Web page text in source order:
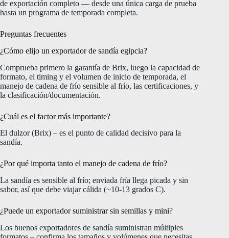
de exportación completo — desde una única carga de prueba
hasta un programa de temporada completa.
Preguntas frecuentes
¿Cómo elijo un exportador de sandía egipcia?
Comprueba primero la garantía de Brix, luego la capacidad de
formato, el timing y el volumen de inicio de temporada, el
manejo de cadena de frío sensible al frío, las certificaciones, y
la clasificación/documentación.
¿Cuál es el factor más importante?
El dulzor (Brix) – es el punto de calidad decisivo para la
sandía.
¿Por qué importa tanto el manejo de cadena de frío?
La sandía es sensible al frío; enviada fría llega picada y sin
sabor, así que debe viajar cálida (~10-13 grados C).
¿Puede un exportador suministrar sin semillas y mini?
Los buenos exportadores de sandía suministran múltiples